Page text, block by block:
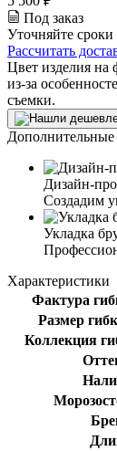
Под заказ
Уточняйте сроки
Рассчитать
Цвет изделия на
из-за
съемки.
Дополнительные
Дизайн-
Создадим
Укладка
Характеристики
Фактура
Размер
Коллекция